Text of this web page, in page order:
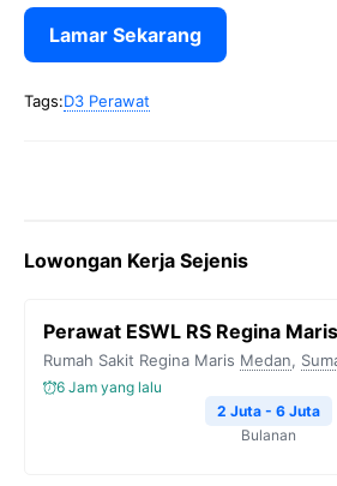
Lamar Sekarang
Tags:D3 Perawat
Lowongan Kerja Sejenis
Perawat ESWL RS Regina Maris
Rumah Sakit Regina Maris Medan,
6 Jam yang lalu
2 Juta - 6 Juta
Bulanan